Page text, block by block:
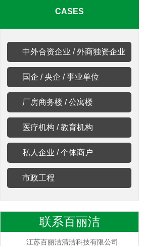
CASES
中外合资企业 / 外商独资企业
国企 / 央企 / 事业单位
厂房商务楼 / 公寓楼
医疗机构 / 教育机构
私人企业 / 个体商户
市政工程
联系百丽洁
江苏百丽洁清洁科技有限公司